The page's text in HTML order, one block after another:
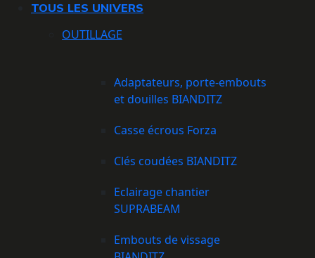
TOUS LES UNIVERS
OUTILLAGE
Adaptateurs, porte-embouts
et douilles BIANDITZ
Casse écrous Forza
Clés coudées BIANDITZ
Eclairage chantier
SUPRABEAM
Embouts de vissage